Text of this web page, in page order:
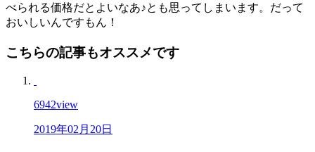
べられる価格だとよいなあ♪とも思ってしまいます。だって
おいしいんですもん！
こちらの記事もオススメです
6942view
2019年02月20日